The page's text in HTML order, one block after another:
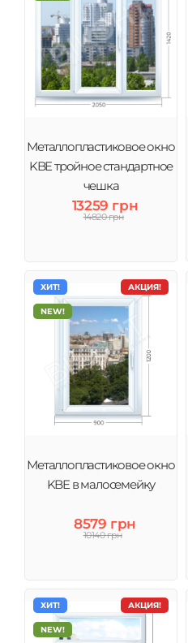
Металлопластиковое окно
KBE тройное стандартное
чешка
13259 грн
14820 грн
АКЦИЯ!
ХИТ!
NEW!
Металлопластиковое окно
KBE в малосемейку
8579 грн
10140 грн
АКЦИЯ!
ХИТ!
NEW!